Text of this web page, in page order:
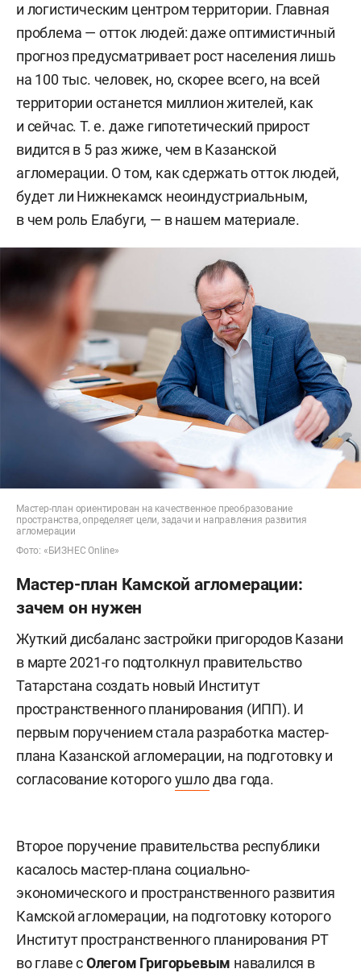
и логистическим центром территории. Главная
проблема — отток людей: даже оптимистичный
прогноз предусматривает рост населения лишь
на 100 тыс. человек, но, скорее всего, на всей
территории останется миллион жителей, как
и сейчас. Т. е. даже гипотетический прирост
видится в 5 раз жиже, чем в Казанской
агломерации. О том, как сдержать отток людей,
будет ли Нижнекамск неоиндустриальным,
в чем роль Елабуги, — в нашем материале.
Мастер-план ориентирован на качественное преобразование
пространства, определяет цели, задачи и направления развития
агломерации
Фото: «БИЗНЕС Online»
Мастер-план Камской агломерации:
зачем он нужен
Жуткий дисбаланс застройки пригородов Казани
в марте 2021-го подтолкнул правительство
Татарстана создать новый Институт
пространственного планирования (ИПП). И
первым поручением стала разработка мастер-
плана Казанской агломерации, на подготовку и
согласование которогоушлодва года.
Второе поручение правительства республики
касалось мастер-плана социально-
экономического и пространственного развития
Камской агломерации, на подготовку которого
Институт пространственного планирования РТ
во главе сОлегом Григорьевым навалился в